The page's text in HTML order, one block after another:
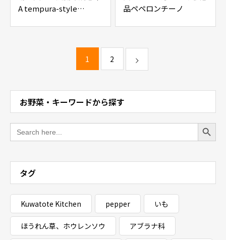
A tempura-style
品ペペロンチーノ
1 2
お野菜・キーワードから探す
Search
for:
Search Button
タグ
Kuwatote Kitchen pepper いも
ほうれん草、ホウレンソウ アブラナ科